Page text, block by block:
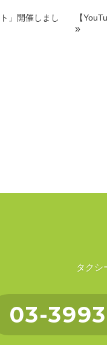
」開催しまし
【
»
タクシ
03-